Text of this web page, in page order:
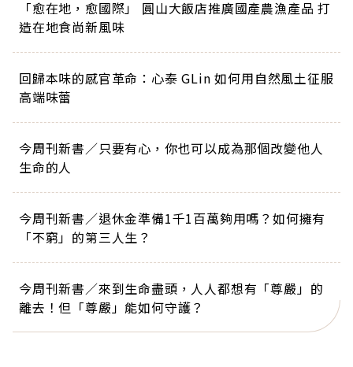
「愈在地，愈國際」 圓山大飯店推廣國產農漁產品 打
造在地食尚新風味
回歸本味的感官革命：心泰 GLin 如何用自然風土征服
高端味蕾
今周刊新書／只要有心，你也可以成為那個改變他人
生命的人
今周刊新書／退休金準備1千1百萬夠用嗎？如何擁有
「不窮」的第三人生？
今周刊新書／來到生命盡頭，人人都想有「尊嚴」的
離去！但「尊嚴」能如何守護？